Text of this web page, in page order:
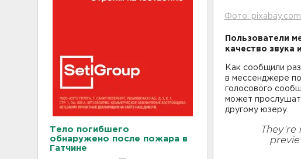
Тело погибшего
обнаружено после пожара в
Гатчине
Фото: pixabay.com
Пользователи
качество звука
Как сообщили
в мессенджере
голосового
может
другому юзеру.